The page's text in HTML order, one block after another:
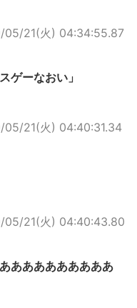
05/21(火) 04:34:55.87
ゲーなおい」
05/21(火) 04:40:31.34
05/21(火) 04:40:43.80
あああああああああ